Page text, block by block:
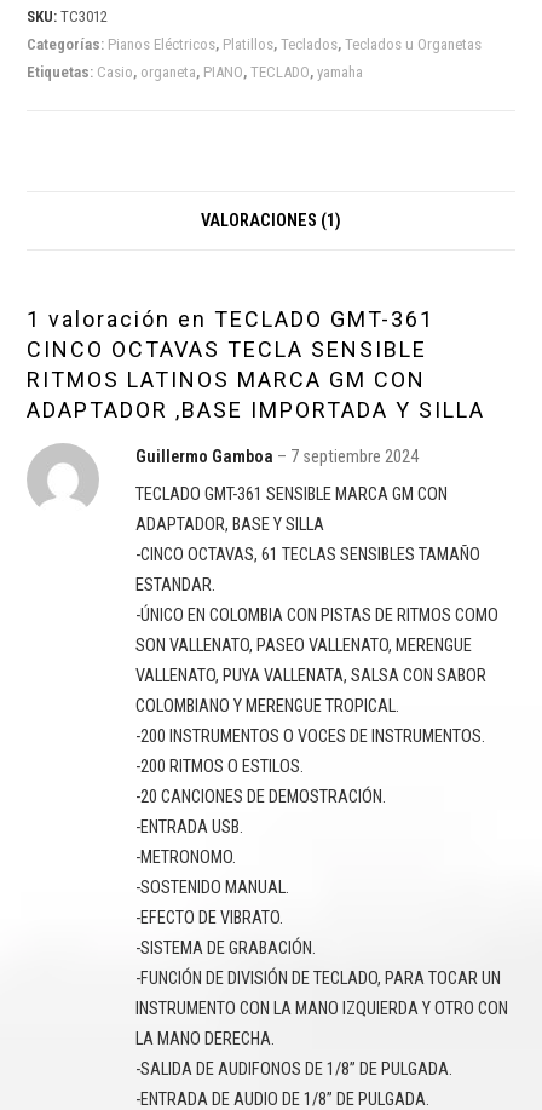
SKU:TC3012
Categorías: Pianos Eléctricos, Platillos,Teclados,Teclados u Organetas
Etiquetas: Casio, organeta, PIANO,TECLADO,yamaha
VALORACIONES (1)
1 valoración enTECLADO GMT-361
CINCO OCTAVAS TECLA SENSIBLE
RITMOS LATINOS MARCA GM CON
ADAPTADOR ,BASE IMPORTADA Y SILLA
Guillermo Gamboa – 7 septiembre 2024
TECLADO GMT-361 SENSIBLE MARCA GM CON
ADAPTADOR, BASE Y SILLA
-CINCO OCTAVAS, 61 TECLAS SENSIBLES TAMAÑO
ESTANDAR.
-ÚNICO EN COLOMBIA CON PISTAS DE RITMOS COMO
SON VALLENATO, PASEO VALLENATO, MERENGUE
VALLENATO, PUYA VALLENATA, SALSA CON SABOR
COLOMBIANO Y MERENGUE TROPICAL.
-200 INSTRUMENTOS O VOCES DE INSTRUMENTOS.
-200 RITMOS O ESTILOS.
-20 CANCIONES DE DEMOSTRACIÓN.
-ENTRADA USB.
-METRONOMO.
-SOSTENIDO MANUAL.
-EFECTO DE VIBRATO.
-SISTEMA DE GRABACIÓN.
-FUNCIÓN DE DIVISIÓN DE TECLADO, PARA TOCAR UN
INSTRUMENTO CON LA MANO IZQUIERDA Y OTRO CON
LA MANO DERECHA.
-SALIDA DE AUDIFONOS DE 1/8” DE PULGADA.
-ENTRADA DE AUDIO DE 1/8” DE PULGADA.